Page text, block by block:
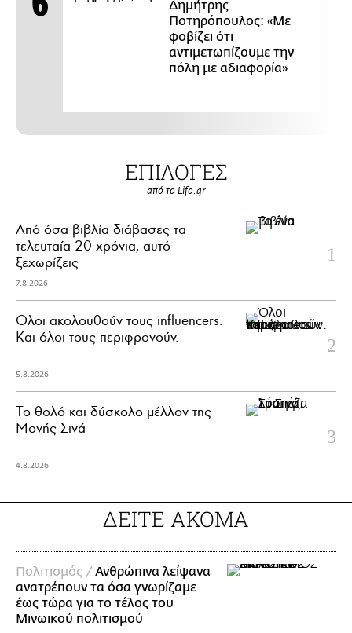
Δημήτρης
Ποτηρόπουλος: «Με
φοβίζει ότι
αντιμετωπίζουμε την
πόλη με αδιαφορία»
ΕΠΙΛΟΓΕΣ
από το Lifo.gr
Από όσα βιβλία διάβασες τα
τελευταία 20 χρόνια, αυτό
ξεχωρίζεις
7.8.2026
Όλοι ακολουθούν τους influencers.
Και όλοι τους περιφρονούν.
5.8.2026
Το θολό και δύσκολο μέλλον της
Μονής Σινά
4.8.2026
ΔΕΙΤΕ ΑΚΟΜΑ
Πολιτισμός /Ανθρώπινα λείψανα
ανατρέπουν τα όσα γνωρίζαμε
έως τώρα για το τέλος του
Μινωικού πολιτισμού